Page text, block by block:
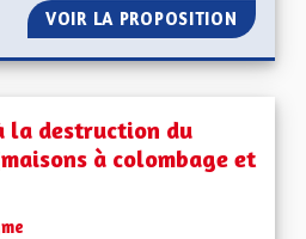
VOIR LA PROPOSITION
la destruction du
à colombage et